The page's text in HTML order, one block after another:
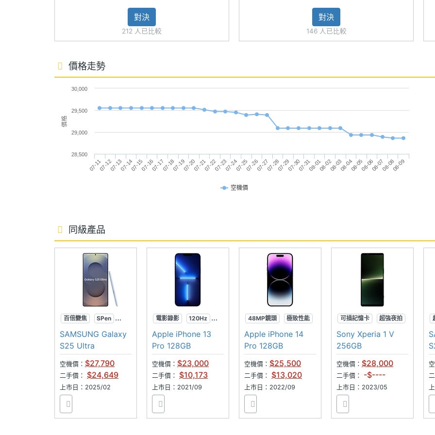
※本文為 SOGI 手機王版權所有，未經授權不得轉載使用※
1200 萬畫素
元件
CMOS
第二主相機光圈F
第二主相機等效
13 mm
前相機畫素
前相機光圈F 1.9
錄影
通訊與網路
5G NR頻率
1500(n75), 1500(n76), 1700(n66), 1800(n3), 1900(n2), 1900(n25),
2000(n70), 2100(n1), 2300(n30), 2600(n7), 700(n12), 700(n28), 800(n20),
850(n26), 850(n5), 900(n8)
5G組網方式
4G FDD LTE
1500(B32), 1700(B4), 1700(B66), 1800(B3), 1900(B2), 1900(B25), 2100(B1),
2300(B30), 2600(B7), 700(B12), 700(B13), 700(B17), 700(B28), 800(B18),
800(B19), 800(B20), 850(B26), 850(B5), 900(B8)
對決
212 人已比較
對決
146 人已比較
價格走勢
價格
空機價
07-1107-1207-1307-1407-1507-1607-1707-1807-1907-2007-2107-2207-2307-2407-2507-2607-2707-2807-2907-3007-3108-0108-0208-0308-0408-0508-0608-0708-0808-09
29,000
29,500
28,500
30,000
同級產品
百倍變焦
SPen
AI手機
SAMSUNG Galaxy
S25 Ultra
空機價： $27,790
二手價： $24,649
上市日：2025/02
電影錄影
120Hz
微距攝影
Apple iPhone 13
Pro 128GB
空機價： $23,000
二手價： $10,173
上市日：2021/09
48MP鏡頭
極致性能
動態島
Apple iPhone 14
Pro 128GB
空機價： $25,500
二手價： $13,020
上市日：2022/09
可插記憶卡
超強夜拍
超防水
Sony Xperia 1 V
256GB
空機價： $28,000
二手價： -$----
上市日：2023/05